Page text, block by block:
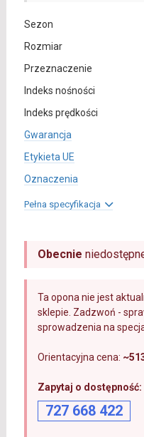
Sezon
Rozmiar
Przeznaczenie
Indeks nośności
Indeks prędkości
Gwarancja
Etykieta UE
Oznaczenia
Pełna specyfikacja
Obecnie
Ta opona nie jest
sklepie. Zadzwoń -
sprowadzenia na
Orientacyjna cena:
Zapytaj o dostępność:
727 668 422